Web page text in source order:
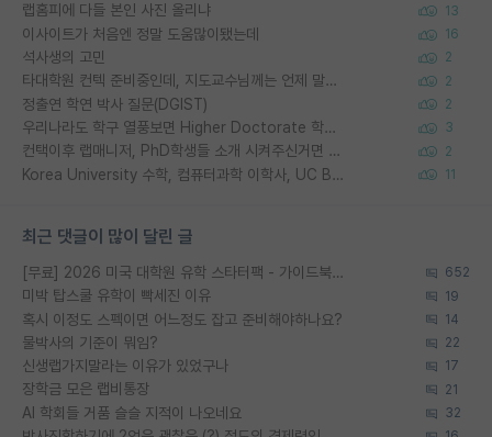
랩홈피에 다들 본인 사진 올리냐 13
이사이트가 처음엔 정말 도움많이됐는데 16
석사생의 고민 2
타대학원 컨텍 준비중인데, 지도교수님께는 언제 말씀드려야 할까요? 2
정출연 학연 박사 질문(DGIST) 2
우리나라도 학구 열풍보면 Higher Doctorate 학위가 필요하다고 봅니다. 3
컨택이후 랩매니저, PhD학생들 소개 시켜주신거면 거의 컨펌에 가깝나요? 2
Korea University 수학, 컴퓨터과학 이학사, UC Berkeley 산업공학 대학원 공학박사가 되는 것은 쉽지 않겠죠? 11
최근 댓글이 많이 달린 글
[무료] 2026 미국 대학원 유학 스타터팩 - 가이드북 & 합격자 컨택메일 템플릿 652
미박 탑스쿨 유학이 빡세진 이유 19
혹시 이정도 스펙이면 어느정도 잡고 준비해야하나요? 14
물박사의 기준이 뭐임? 22
신생랩가지말라는 이유가 있었구나 17
장학금 모은 랩비통장 21
AI 학회들 거품 슬슬 지적이 나오네요 32